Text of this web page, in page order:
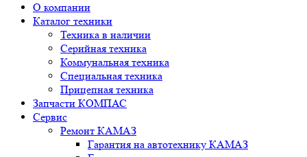
О компании
Каталог техники
Техника в наличии
Серийная техника
Коммунальная техника
Специальная техника
Прицепная техника
Запчасти КОМПАС
Сервис
Ремонт КАМАЗ
Гарантия на автотехнику КАМАЗ